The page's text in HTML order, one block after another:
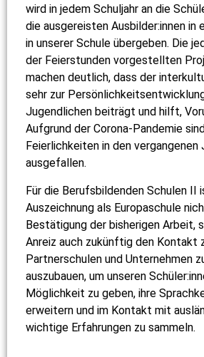
wird in jedem Schuljahr an die
die ausgereisten Ausbilder:innen in
in unserer Schule übergeben. Die
der Feierstunden vorgestellten
machen deutlich, dass der
sehr zur
Jugendlichen beiträgt und hilft,
Aufgrund der Corona-Pandemie
Feierlichkeiten in den vergangenen
ausgefallen.
Für die Berufsbildenden Schulen II
Auszeichnung als Europaschule
Bestätigung der bisherigen Arbeit,
Anreiz auch zukünftig den Kontakt
Partnerschulen und Unternehmen
auszubauen, um unseren
Möglichkeit zu geben, ihre
erweitern und im Kontakt mit
wichtige Erfahrungen zu sammeln.